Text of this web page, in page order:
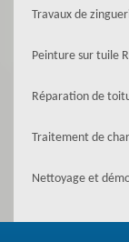
Travaux de
Peinture sur tuile
Réparation de
Traitement de
Nettoyage et